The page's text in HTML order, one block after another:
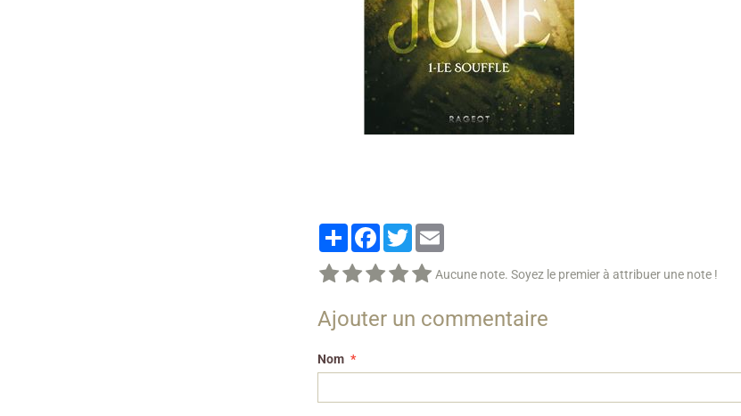
PartagerFacebook
Twitter
Aucune note. Soyez le premier à attribuer une note !
Ajouter un commentaire
Nom